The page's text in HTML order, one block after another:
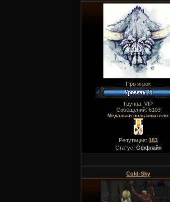
Про игрок
Группа: VIP
Сообщений: 6103
Медальки пользователя:
Репутация: 183
Статус: Оффлайн
Cold-Sky